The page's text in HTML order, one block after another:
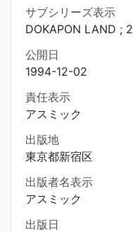
サブシリーズ表示
DOKAPON LAND ; 2
公開日
1994-12-02
責任表示
アスミック
出版地
東京都新宿区
出版者名表示
アスミック
出版日